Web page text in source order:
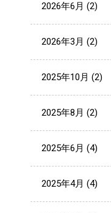
2026年6月 (2)
2026年3月 (2)
2025年10月 (2)
2025年8月 (2)
2025年6月 (4)
2025年4月 (4)